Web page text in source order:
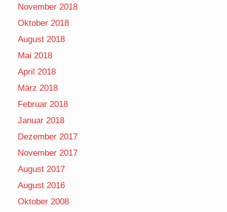
November 2018
Oktober 2018
August 2018
Mai 2018
April 2018
März 2018
Februar 2018
Januar 2018
Dezember 2017
November 2017
August 2017
August 2016
Oktober 2008